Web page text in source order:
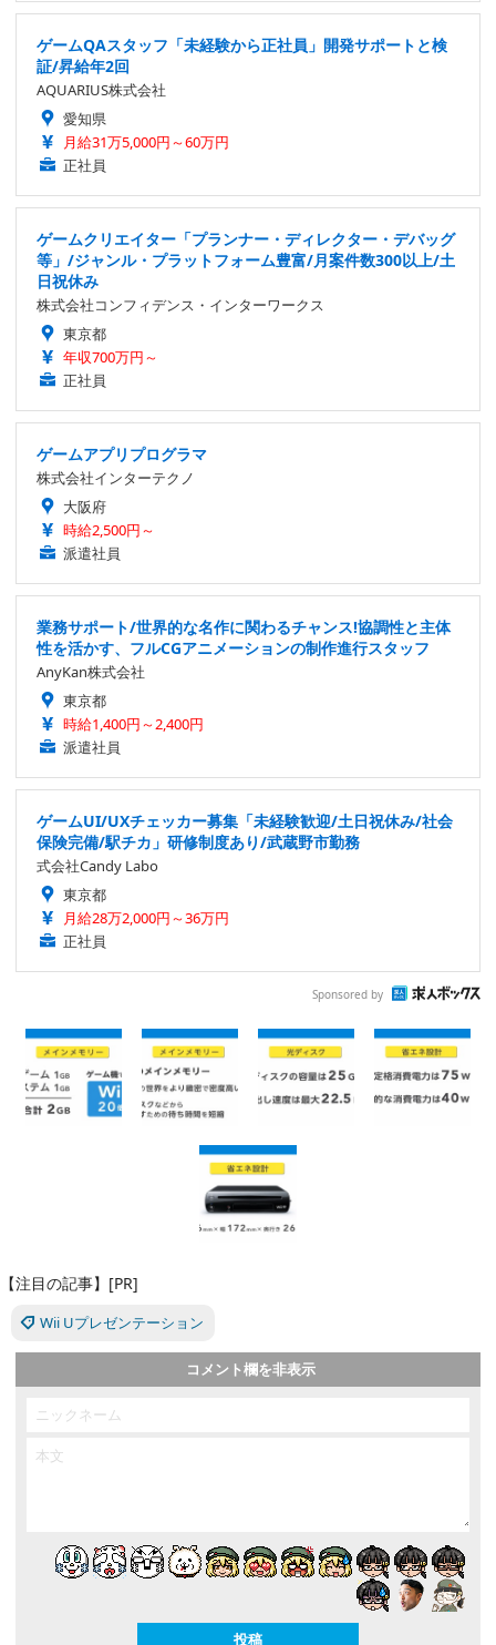
ゲームQAスタッフ「未経験から正社員」開発サポートと検
証/昇給年2回
AQUARIUS株式会社
愛知県
月給31万5,000円～60万円
正社員
ゲームクリエイター「プランナー・ディレクター・デバッグ
等」/ジャンル・プラットフォーム豊富/月案件数300以上/土
日祝休み
株式会社コンフィデンス・インターワークス
東京都
年収700万円～
正社員
ゲームアプリプログラマ
株式会社インターテクノ
大阪府
時給2,500円～
派遣社員
業務サポート/世界的な名作に関わるチャンス!協調性と主体
性を活かす、フルCGアニメーションの制作進行スタッフ
AnyKan株式会社
東京都
時給1,400円～2,400円
派遣社員
ゲームUI/UXチェッカー募集「未経験歓迎/土日祝休み/社会
保険完備/駅チカ」研修制度あり/武蔵野市勤務
式会社Candy Labo
東京都
月給28万2,000円～36万円
正社員
Sponsored by
【注目の記事】[PR]
Wii Uプレゼンテーション
コメント欄を非表示